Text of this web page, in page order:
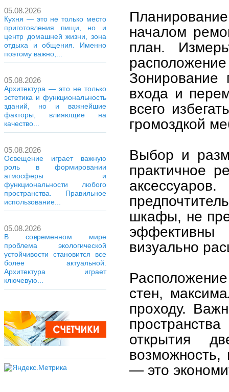
05.08.2026
Кухня — это не только место
приготовления пищи, но и
центр домашней жизни, зона
отдыха и общения. Именно
поэтому важно,...
05.08.2026
Архитектура — это не только
эстетика и функциональность
зданий, но и важнейшие
факторы, влияющие на
качество...
05.08.2026
Освещение играет важную
роль в формировании
атмосферы и
функциональности любого
пространства. Правильное
использование...
05.08.2026
В современном мире
проблема экологической
устойчивости становится все
более актуальной.
Архитектура играет
ключевую...
началом
план.
Зонирование
входа и
всего
громоздкой
Выбор и
практичное
шкафы, не
визуально
стен,
проходу.
открытия
— это